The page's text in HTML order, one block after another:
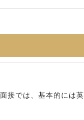
接では、基本的には